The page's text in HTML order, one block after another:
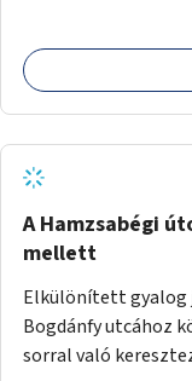
WC-t, valamint
biztonságos
A Hamzsabégi
mellett
Elkülönített gyalog
Bogdánfy utcához
sorral való